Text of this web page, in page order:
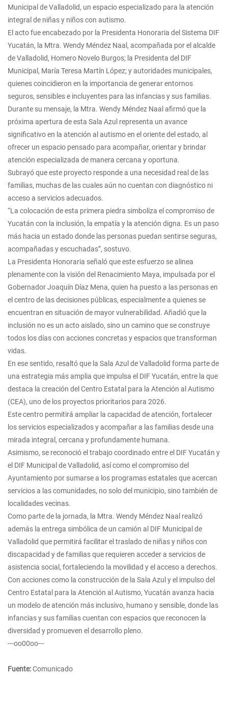
Municipal de Valladolid, un espacio especializado para la atención
integral de niñas y niños con autismo.
El acto fue encabezado por la Presidenta Honoraria del Sistema DIF
Yucatán, la Mtra. Wendy Méndez Naal, acompañada por el alcalde
de Valladolid, Homero Novelo Burgos; la Presidenta del DIF
Municipal, María Teresa Martín López; y autoridades municipales,
quienes coincidieron en la importancia de generar entornos
seguros, sensibles e incluyentes para las infancias y sus familias.
Durante su mensaje, la Mtra. Wendy Méndez Naal afirmó que la
próxima apertura de esta Sala Azul representa un avance
significativo en la atención al autismo en el oriente del estado, al
ofrecer un espacio pensado para acompañar, orientar y brindar
atención especializada de manera cercana y oportuna.
Subrayó que este proyecto responde a una necesidad real de las
familias, muchas de las cuales aún no cuentan con diagnóstico ni
acceso a servicios adecuados.
“La colocación de esta primera piedra simboliza el compromiso de
Yucatán con la inclusión, la empatía y la atención digna. Es un paso
más hacia un estado donde las personas puedan sentirse seguras,
acompañadas y escuchadas”, sostuvo.
La Presidenta Honoraria señaló que este esfuerzo se alinea
plenamente con la visión del Renacimiento Maya, impulsada por el
Gobernador Joaquín Díaz Mena, quien ha puesto a las personas en
el centro de las decisiones públicas, especialmente a quienes se
encuentran en situación de mayor vulnerabilidad. Añadió que la
inclusión no es un acto aislado, sino un camino que se construye
todos los días con acciones concretas y espacios que transforman
vidas.
En ese sentido, resaltó que la Sala Azul de Valladolid forma parte de
una estrategia más amplia que impulsa el DIF Yucatán, entre la que
destaca la creación del Centro Estatal para la Atención al Autismo
(CEA), uno de los proyectos prioritarios para 2026.
Este centro permitirá ampliar la capacidad de atención, fortalecer
los servicios especializados y acompañar a las familias desde una
mirada integral, cercana y profundamente humana.
Asimismo, se reconoció el trabajo coordinado entre el DIF Yucatán y
el DIF Municipal de Valladolid, así como el compromiso del
Ayuntamiento por sumarse a los programas estatales que acercan
servicios a las comunidades, no solo del municipio, sino también de
localidades vecinas.
Como parte de la jornada, la Mtra. Wendy Méndez Naal realizó
además la entrega simbólica de un camión al DIF Municipal de
Valladolid que permitirá facilitar el traslado de niñas y niños con
discapacidad y de familias que requieren acceder a servicios de
asistencia social, fortaleciendo la movilidad y el acceso a derechos.
Con acciones como la construcción de la Sala Azul y el impulso del
Centro Estatal para la Atención al Autismo, Yucatán avanza hacia
un modelo de atención más inclusivo, humano y sensible, donde las
infancias y sus familias cuentan con espacios que reconocen la
diversidad y promueven el desarrollo pleno.
---oo00oo---
Fuente:Comunicado